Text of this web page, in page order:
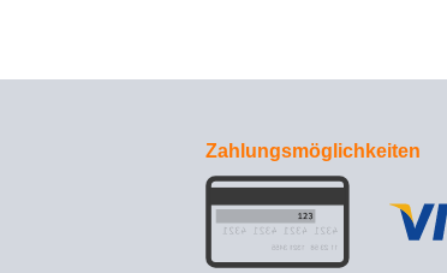
Zahlungsmöglichkeiten